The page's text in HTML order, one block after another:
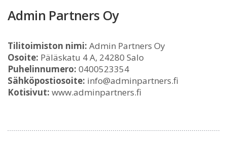
Admin Partners Oy
Tilitoimiston nimi: Admin Partners Oy
Osoite: Päläskatu 4 A, 24280 Salo
Puhelinnumero: 0400523354
Sähköpostiosoite: info@adminpartners.fi
Kotisivut: www.adminpartners.fi